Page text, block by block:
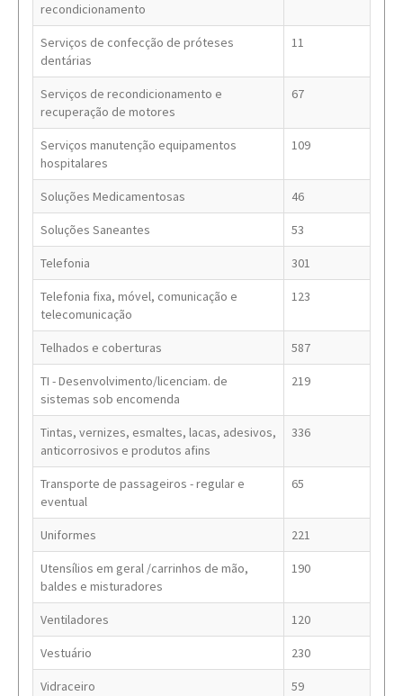
recondicionamento
Serviços de confecção de próteses
dentárias
11
Serviços de recondicionamento e
recuperação de motores
67
Serviços manutenção equipamentos
hospitalares
109
Soluções Medicamentosas 46
Soluções Saneantes 53
Telefonia 301
Telefonia fixa, móvel, comunicação e
telecomunicação
123
Telhados e coberturas 587
TI - Desenvolvimento/licenciam. de
sistemas sob encomenda
219
Tintas, vernizes, esmaltes, lacas, adesivos,
anticorrosivos e produtos afins
336
Transporte de passageiros - regular e
eventual
65
Uniformes 221
Utensílios em geral /carrinhos de mão,
baldes e misturadores
190
Ventiladores 120
Vestuário 230
Vidraceiro 59